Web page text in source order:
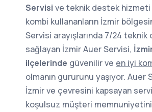
Servisi ve teknik destek hizmeti
kombi kullananların İzmir
Servisi arayışlarında 7/24
sağlayan İzmir Auer Servisi,
ilçelerinde güvenilir ve en iyi
olmanın gururunu yaşıyor. Auer
İzmir ve çevresini kapsayan
koşulsuz müşteri